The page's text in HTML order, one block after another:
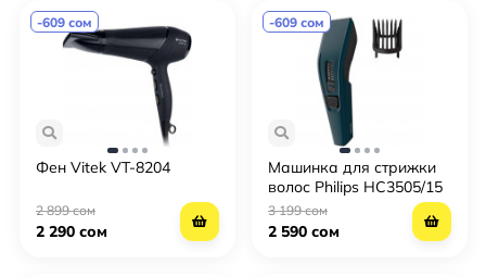
-609 сом
Фен Vitek VT-8204
2 899 сом
2 290 сом
-609 сом
Машинка для стрижки
волос Philips HC3505/15
3 199 сом
2 590 сом